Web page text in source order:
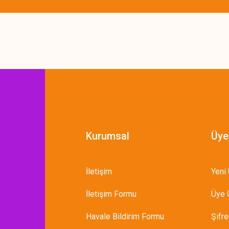
Kurumsal
İletişim
İletişim Formu
Havale Bildirim Formu
Yeni
Üye